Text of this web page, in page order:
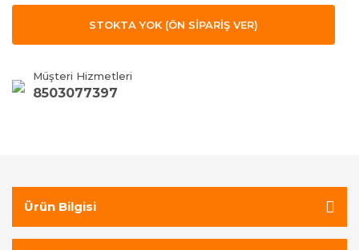
STOKTA YOK (ÖN SİPARİŞ VER)
Müşteri Hizmetleri
8503077397
Ürün Bilgisi